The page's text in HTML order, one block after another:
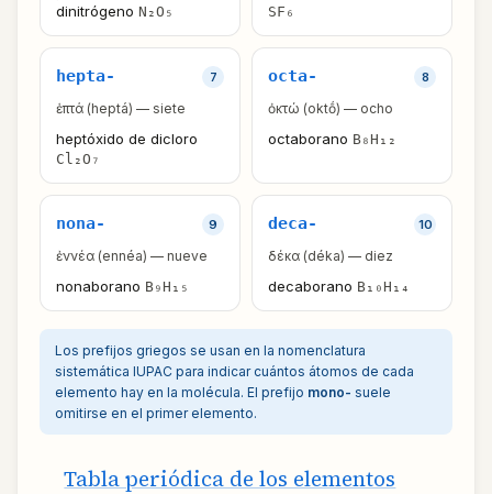
dinitrógeno N₂O₅ SF₆
hepta- 7
ἑπτά (heptá) — siete
heptóxido de dicloro
Cl₂O₇
octa- 8
ὀκτώ (oktṓ) — ocho
octaborano B₈H₁₂
nona- 9
ἐννέα (ennéa) — nueve
nonaborano B₉H₁₅
deca- 10
δέκα (déka) — diez
decaborano B₁₀H₁₄
Los prefijos griegos se usan en la nomenclatura
sistemática IUPAC para indicar cuántos átomos de cada
elemento hay en la molécula. El prefijo mono- suele
omitirse en el primer elemento.
Tabla periódica de los elementos